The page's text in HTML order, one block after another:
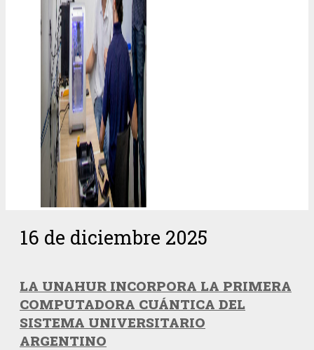
16 de diciembre 2025
LA UNAHUR INCORPORA LA PRIMERA
COMPUTADORA CUÁNTICA DEL
SISTEMA UNIVERSITARIO
ARGENTINO